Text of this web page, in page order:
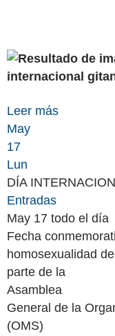
Leer más
May
17
Lun
DÍA
Entradas
May 17 todo el día
Fecha
homosexualidad
parte de la
Asamblea
General de la
(OMS)